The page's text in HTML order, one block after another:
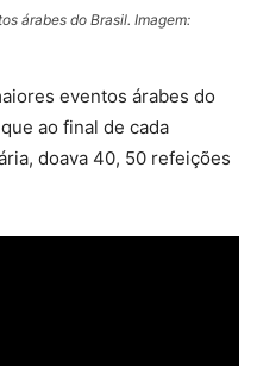
árabes do Brasil. Imagem:
eventos árabes do
ao final de cada
doava 40, 50 refeições